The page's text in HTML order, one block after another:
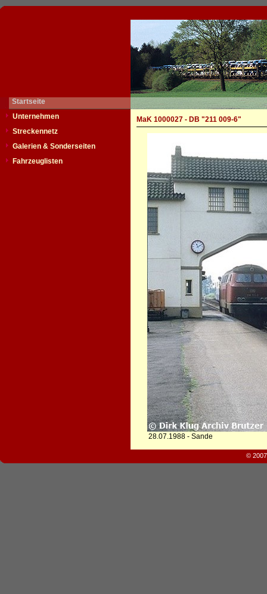
Startseite
Unternehmen
Streckennetz
Galerien & Sonderseiten
Fahrzeuglisten
MaK 1000027 - DB "211 009-6"
28.07.1988 - Sande
©